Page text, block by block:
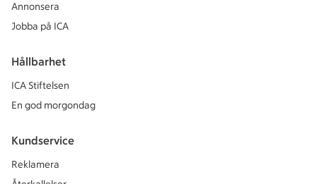
Annonsera
Jobba på ICA
Hållbarhet
ICA Stiftelsen
En god morgondag
Kundservice
Reklamera